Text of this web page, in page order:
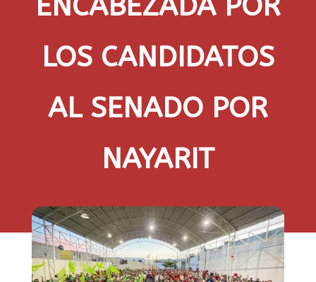
LOS CANDIDATOS
AL SENADO POR
NAYARIT